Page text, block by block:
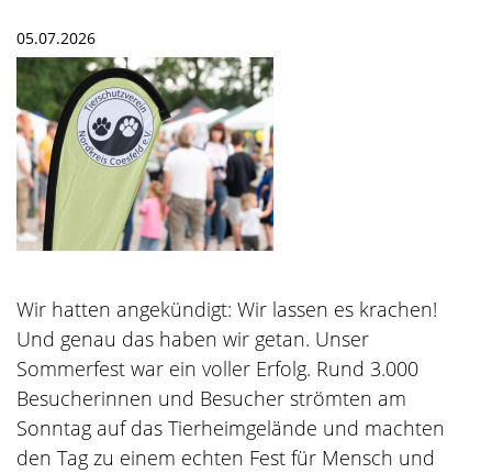
05.07.2026
Wir hatten angekündigt: Wir lassen es krachen!
Und genau das haben wir getan. Unser
Sommerfest war ein voller Erfolg. Rund 3.000
Besucherinnen und Besucher strömten am
Sonntag auf das Tierheimgelände und machten
den Tag zu einem echten Fest für Mensch und